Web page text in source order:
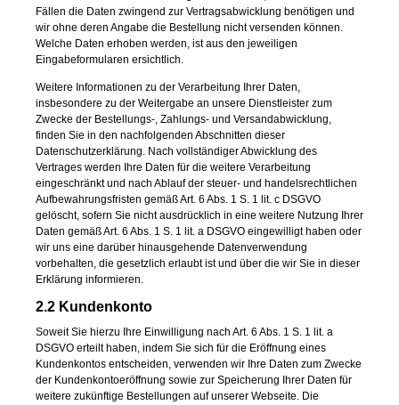
Fällen die Daten zwingend zur Vertragsabwicklung benötigen und
wir ohne deren Angabe die Bestellung nicht versenden können.
Welche Daten erhoben werden, ist aus den jeweiligen
Eingabeformularen ersichtlich.
Weitere Informationen zu der Verarbeitung Ihrer Daten,
insbesondere zu der Weitergabe an unsere Dienstleister zum
Zwecke der Bestellungs-, Zahlungs- und Versandabwicklung,
finden Sie in den nachfolgenden Abschnitten dieser
Datenschutzerklärung. Nach vollständiger Abwicklung des
Vertrages werden Ihre Daten für die weitere Verarbeitung
eingeschränkt und nach Ablauf der steuer- und handelsrechtlichen
Aufbewahrungsfristen gemäß Art. 6 Abs. 1 S. 1 lit. c DSGVO
gelöscht, sofern Sie nicht ausdrücklich in eine weitere Nutzung Ihrer
Daten gemäß Art. 6 Abs. 1 S. 1 lit. a DSGVO eingewilligt haben oder
wir uns eine darüber hinausgehende Datenverwendung
vorbehalten, die gesetzlich erlaubt ist und über die wir Sie in dieser
Erklärung informieren.
2.2 Kundenkonto
Soweit Sie hierzu Ihre Einwilligung nach Art. 6 Abs. 1 S. 1 lit. a
DSGVO erteilt haben, indem Sie sich für die Eröffnung eines
Kundenkontos entscheiden, verwenden wir Ihre Daten zum Zwecke
der Kundenkontoeröffnung sowie zur Speicherung Ihrer Daten für
weitere zukünftige Bestellungen auf unserer Webseite. Die